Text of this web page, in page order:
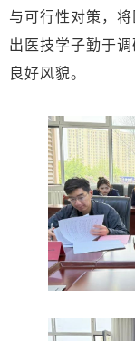
与可行性对策，
出医技学子勤于
良好风貌。